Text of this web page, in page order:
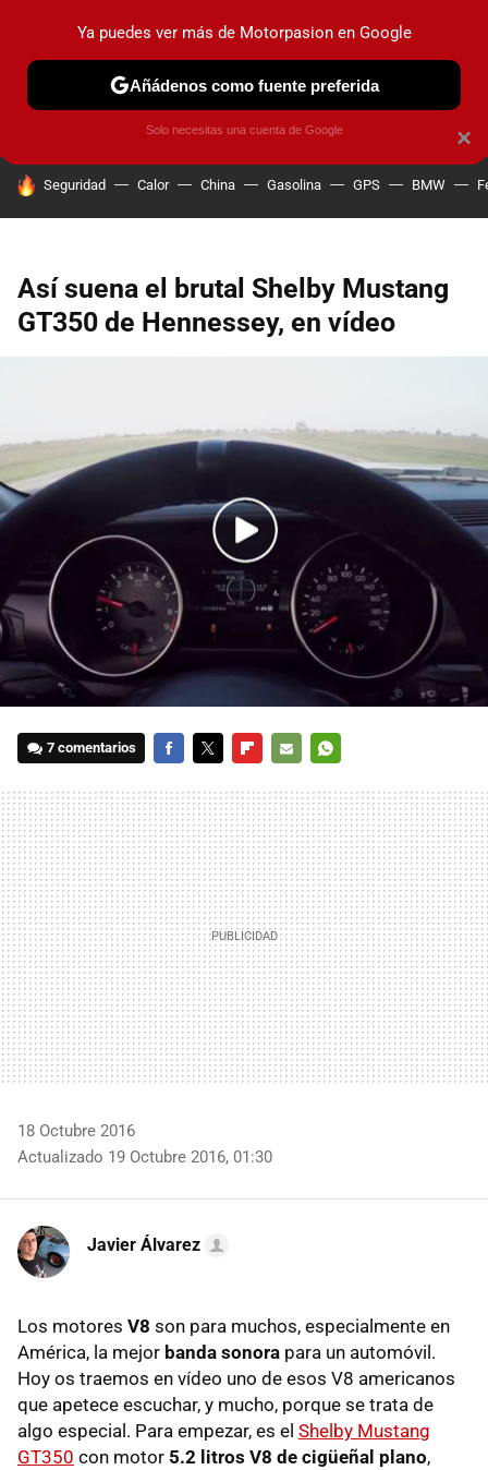
PRUEBAS COCHES ELÉCTRICOS OBSERVATORIO
HOY SE HABLA DE
Seguridad Calor China Gasolina GPS BMW
Así suena el brutal Shelby Mustang
GT350 de Hennessey, en vídeo
7 comentarios
MAIL
18 Octubre 2016
Actualizado 19 Octubre 2016, 01:30
Javier Álvarez
Los motores V8 son para muchos, especialmente en
América, la mejor banda sonora para un automóvil.
Hoy os traemos en vídeo uno de esos V8 americanos
que apetece escuchar, y mucho, porque se trata de
algo especial. Para empezar, es el Shelby Mustang
GT350 con motor 5.2 litros V8 de cigüeñal plano,
×
Ya puedes ver más de Motorpasion en Google
Añádenos como fuente preferida
Solo necesitas una cuenta de Google